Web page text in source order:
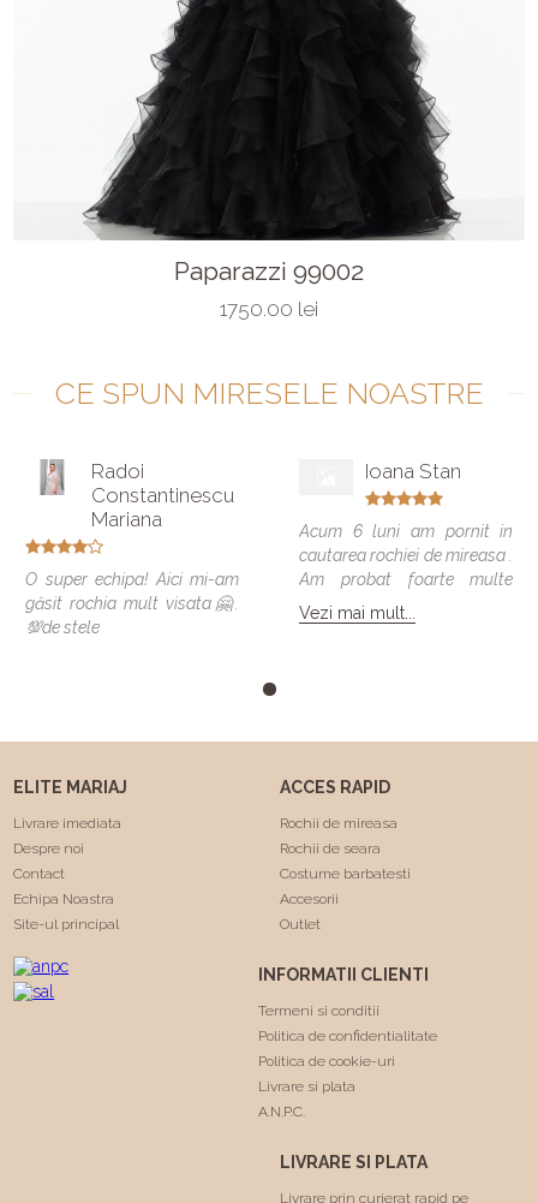
Paparazzi 99002
1750.00 lei
CE SPUN MIRESELE NOASTRE
Radoi
Constantinescu
Mariana
O super echipa! Aici mi-am
găsit rochia mult visata🤗.
💯de stele
Ioana Stan
Acum 6 luni am pornit in
cautarea rochiei de mireasa .
Am probat foarte multe
modele si vreau sa spun ca
toate veneau bine , dar
"Trash the dress" si a rezistat
multumesc echipa Elite
Mariaj faceti minuni .❤️❤️
Vezi mai mult...
ELITE MARIAJ
Livrare imediata
Despre noi
Contact
Echipa Noastra
Site-ul principal
ACCES RAPID
Rochii de mireasa
Rochii de seara
Costume barbatesti
Accesorii
Outlet
INFORMATII CLIENTI
Termeni si conditii
Politica de confidentialitate
Politica de cookie-uri
Livrare si plata
A.N.P.C.
LIVRARE SI PLATA
Livrare prin curierat rapid pe